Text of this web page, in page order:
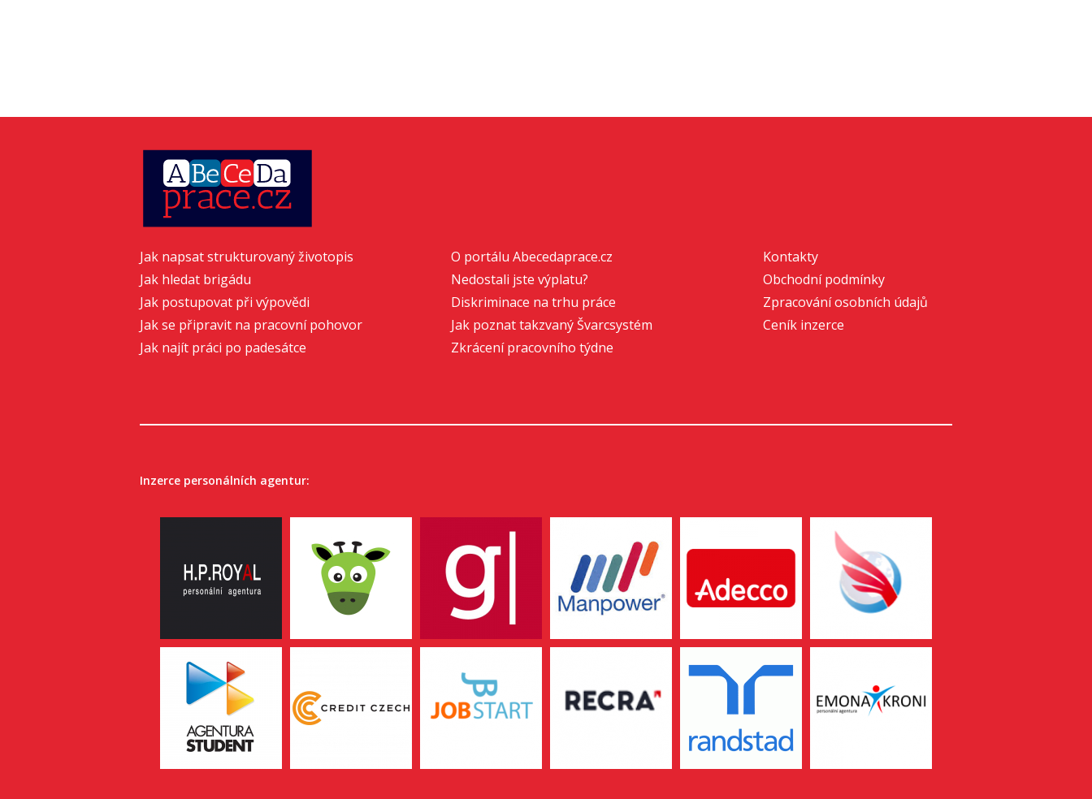
Jak napsat strukturovaný životopis
Jak hledat brigádu
Jak postupovat při výpovědi
Jak se připravit na pracovní pohovor
Jak najít práci po padesátce
O portálu Abecedaprace.cz
Nedostali jste výplatu?
Diskriminace na trhu práce
Jak poznat takzvaný Švarcsystém
Zkrácení pracovního týdne
Kontakty
Obchodní podmínky
Zpracování osobních údajů
Ceník inzerce
Inzerce personálních agentur: